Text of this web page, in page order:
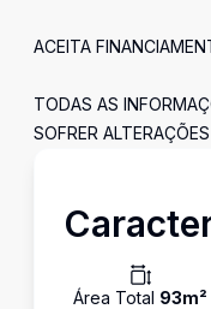
ACEITA
TODAS AS
SOFRER
Área Total 93m²